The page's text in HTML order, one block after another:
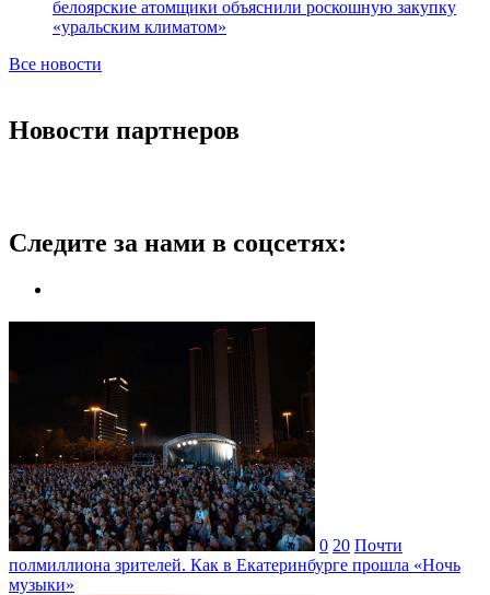
белоярские атомщики объяснили роскошную закупку
«уральским климатом»
Все новости
Новости партнеров
Следите за нами в соцсетях:
0 20 Почти
полмиллиона зрителей. Как в Екатеринбурге прошла «Ночь
музыки»